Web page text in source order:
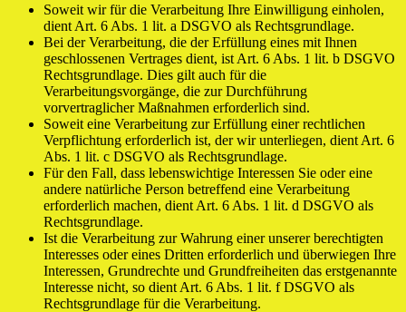
Soweit wir für die Verarbeitung Ihre Einwilligung einholen,
dient Art. 6 Abs. 1 lit. a DSGVO als Rechtsgrundlage.
Bei der Verarbeitung, die der Erfüllung eines mit Ihnen
geschlossenen Vertrages dient, ist Art. 6 Abs. 1 lit. b DSGVO
Rechtsgrundlage. Dies gilt auch für die
Verarbeitungsvorgänge, die zur Durchführung
vorvertraglicher Maßnahmen erforderlich sind.
Soweit eine Verarbeitung zur Erfüllung einer rechtlichen
Verpflichtung erforderlich ist, der wir unterliegen, dient Art. 6
Abs. 1 lit. c DSGVO als Rechtsgrundlage.
Für den Fall, dass lebenswichtige Interessen Sie oder eine
andere natürliche Person betreffend eine Verarbeitung
erforderlich machen, dient Art. 6 Abs. 1 lit. d DSGVO als
Rechtsgrundlage.
Ist die Verarbeitung zur Wahrung einer unserer berechtigten
Interesses oder eines Dritten erforderlich und überwiegen Ihre
Interessen, Grundrechte und Grundfreiheiten das erstgenannte
Interesse nicht, so dient Art. 6 Abs. 1 lit. f DSGVO als
Rechtsgrundlage für die Verarbeitung.